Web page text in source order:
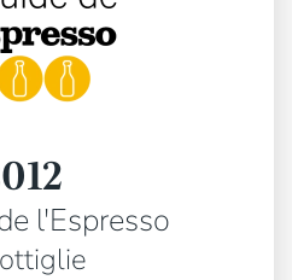
l'Espresso